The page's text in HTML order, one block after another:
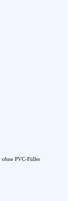
ohne PVC-Füller